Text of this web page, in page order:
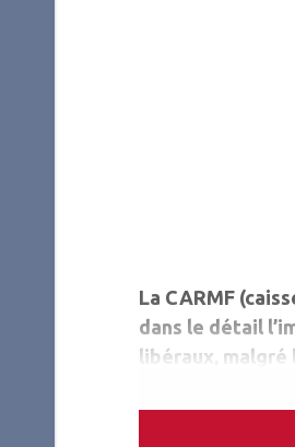
La CARMF
dans le détail
libéraux, malgré